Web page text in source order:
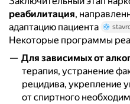
реабилитация,
адаптацию пациента
Некоторые программы
Для зависимых от
терапия, устранение
рецидива, укрепление
от спиртного необходим